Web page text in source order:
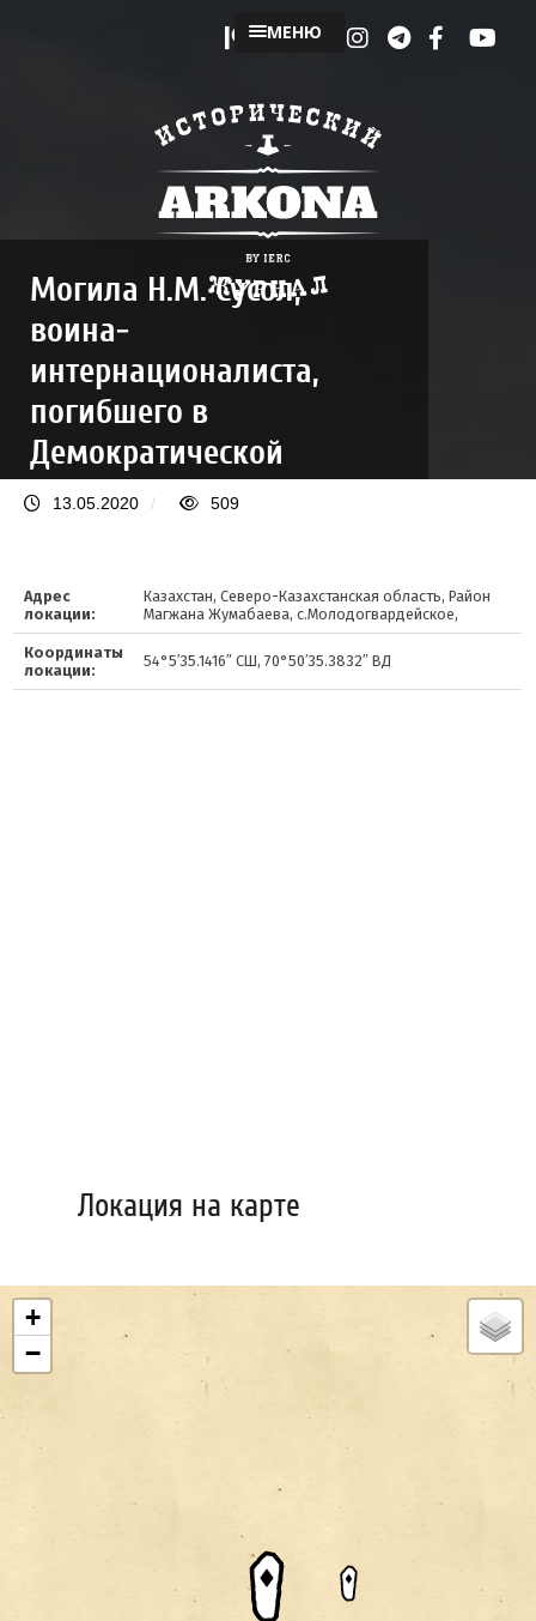
МЕНЮ
Могила Н.М. Сусол,
воина-
интернационалиста,
погибшего в
Демократической
Республике
13.05.2020 / 509
Адрес
локации:
Казахстан, Северо-Казахстанская область, Район
Магжана Жумабаева, с.Молодогвардейское,
Координаты
локации:
54°5′35.1416″ СШ, 70°50′35.3832″ ВД
Локация на карте
+
−